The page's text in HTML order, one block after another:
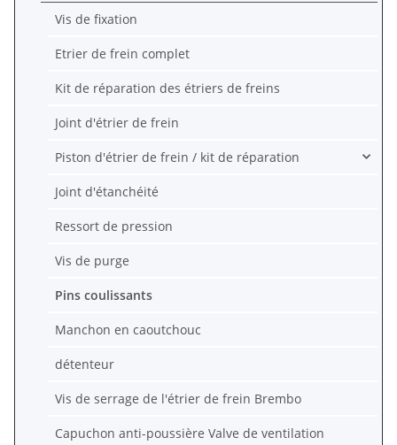
Vis de fixation
Etrier de frein complet
Kit de réparation des étriers de freins
Joint d'étrier de frein
Piston d'étrier de frein / kit de réparation
Joint d'étanchéité
Ressort de pression
Vis de purge
Pins coulissants
Manchon en caoutchouc
détenteur
Vis de serrage de l'étrier de frein Brembo
Capuchon anti-poussière Valve de ventilation